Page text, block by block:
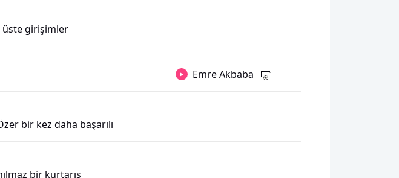
üste girişimler
Emre Akbaba
bir kez daha başarılı
bir kurtarış